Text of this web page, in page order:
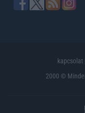
kapcsolat
2000 ©